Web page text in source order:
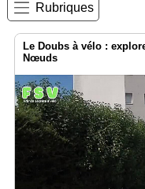
TvLocale
France
Accueil
RUBRIQUES
Rubriques
Le Doubs à vélo :
Nœuds